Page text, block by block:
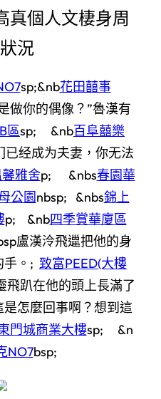
真個人文棲身周
況
sp;&nb花田囍事
做你的偶像？”魯漢有
區sp; &nb百阜囍樂
经成为夫妻，你无法
雅舍p; &nbs春園華
公園nbsp; &nbs錦上
p; &nb四季賞華廈區
盧漢泠飛邋把他的身
手。; 致富PEED(大樓
趴在他的頭上長滿了
怎麼回事啊？想到這
門城商業大樓sp; &n
NO7bsp;